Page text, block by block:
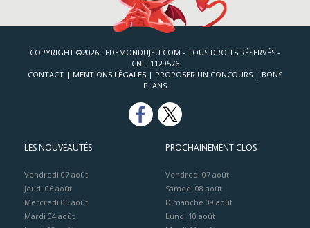
COPYRIGHT ©2026 LEDEMONDUJEU.COM - TOUS DROITS RÉSERVÉS -
CNIL 1129576
CONTACT | MENTIONS LÉGALES | PROPOSER UN CONCOURS | BONS
PLANS
LES NOUVEAUTÉS
Vendredi 07 août
Jeudi 06 août
Mercredi 05 août
Mardi 04 août
PROCHAINEMENT CLOS
Vendredi 07 août
Samedi 08 août
Dimanche 09 août
Lundi 10 août